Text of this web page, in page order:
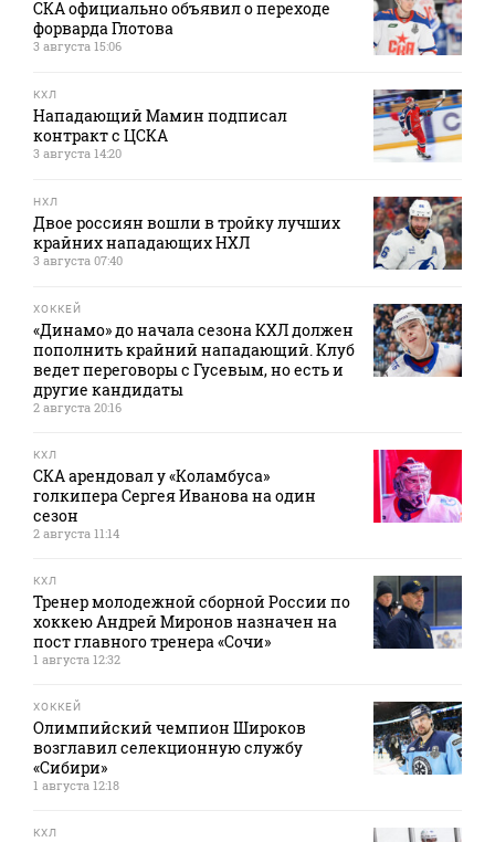
СКА официально объявил о переходе
форварда Глотова
3 августа 15:06
КХЛ
Нападающий Мамин подписал
контракт с ЦСКА
3 августа 14:20
НХЛ
Двое россиян вошли в тройку лучших
крайних нападающих НХЛ
3 августа 07:40
ХОККЕЙ
«Динамо» до начала сезона КХЛ должен
пополнить крайний нападающий. Клуб
ведет переговоры с Гусевым, но есть и
другие кандидаты
2 августа 20:16
КХЛ
СКА арендовал у «Коламбуса»
голкипера Сергея Иванова на один
сезон
2 августа 11:14
КХЛ
Тренер молодежной сборной России по
хоккею Андрей Миронов назначен на
пост главного тренера «Сочи»
1 августа 12:32
ХОККЕЙ
Олимпийский чемпион Широков
возглавил селекционную службу
«Сибири»
1 августа 12:18
КХЛ